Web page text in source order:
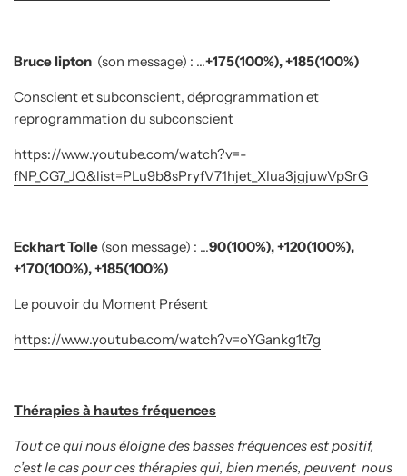
Bruce lipton (son message) : …+175(100%), +185(100%)
Conscient et subconscient, déprogrammation et
reprogrammation du subconscient
https://www.youtube.com/watch?v=-
fNP_CG7_JQ&list=PLu9b8sPryfV71hjet_XIua3jgjuwVpSrG
Eckhart Tolle (son message) : …90(100%), +120(100%),
+170(100%), +185(100%)
Le pouvoir du Moment Présent
https://www.youtube.com/watch?v=oYGankg1t7g
Thérapies à hautes fréquences
Tout ce qui nous éloigne des basses fréquences est positif,
c’est le cas pour ces thérapies qui, bien menés, peuvent nous